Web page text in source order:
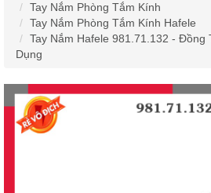
Tay Nắm Phòng Tắm Kính
Tay Nắm Phòng Tắm Kính Hafele
Tay Nắm Hafele 981.71.132 - Đồng
Dụng